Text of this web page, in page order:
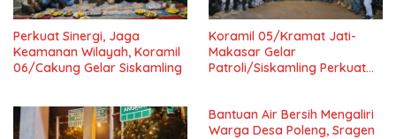
Perkuat Sinergi, Jaga
Keamanan Wilayah, Koramil
06/Cakung Gelar Siskamling
Koramil 05/Kramat Jati-
Makasar Gelar
Patroli/Siskamling Perkuat
Bantuan Air Bersih Mengaliri
Warga Desa Poleng, Sragen